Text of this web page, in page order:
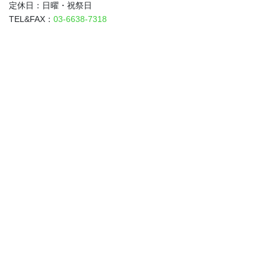
定休日：日曜・祝祭日
TEL&FAX： 03-6638-7318